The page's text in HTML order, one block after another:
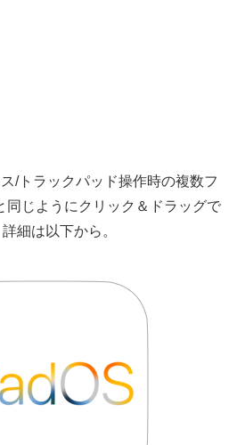
/トラックパッド操作時の複数フ
同じようにクリック＆ドラッグで
細は以下から。